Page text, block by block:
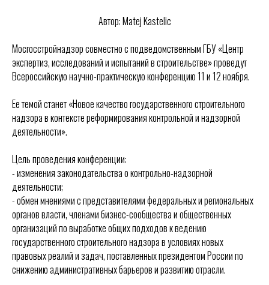
Автор: Matej Kastelic
Мосгосстройнадзор совместно с подведомственным ГБУ «Центр
экспертиз, исследований и испытаний в строительстве» проведут
Всероссийскую научно-практическую конференцию 11 и 12 ноября.
Ее темой станет «Новое качество государственного строительного
надзора в контексте реформирования контрольной и надзорной
деятельности».
Цель проведения конференции:
- изменения законодательства о контрольно-надзорной
деятельности;
- обмен мнениями с представителями федеральных и региональных
органов власти, членами бизнес-сообщества и общественных
организаций по выработке общих подходов к ведению
государственного строительного надзора в условиях новых
правовых реалий и задач, поставленных президентом России по
снижению административных барьеров и развитию отрасли.